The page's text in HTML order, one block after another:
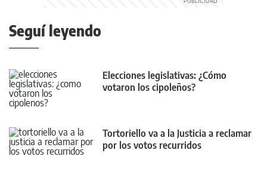
Seguí leyendo
Elecciones legislativas: ¿Cómo
votaron los cipoleños?
Tortoriello va a la Justicia a reclamar
por los votos recurridos